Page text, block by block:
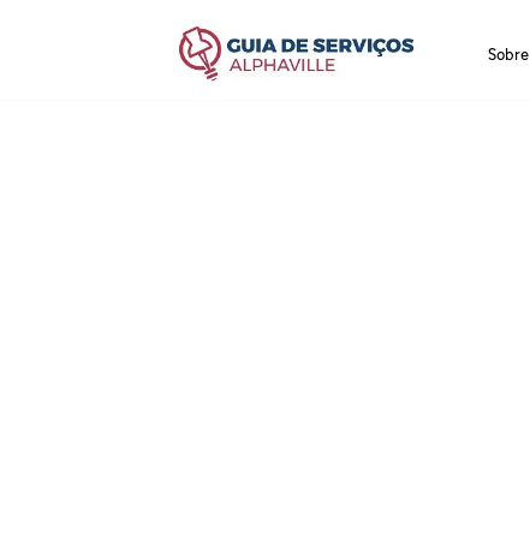
Sobre